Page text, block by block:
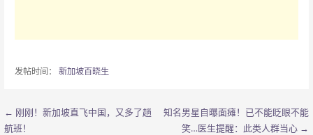
发帖时间： 新加坡百晓生
文
← 刚刚！新加坡直飞中国，又多了趟
航班！
知名男星自曝面瘫！已不能眨眼不能
笑…医生提醒：此类人群当心 →